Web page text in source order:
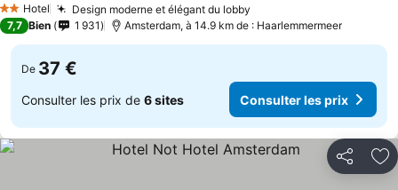
2 Étoiles
Hotel Design moderne et élégant du lobby
7,7 Bien 1 931 Amsterdam, à 14.9 km de : Haarlemmermeer
De 37 €
Consulter les prix de 6 sites Consulter les prix
Partager